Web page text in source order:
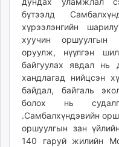
бүтээлд
хүрээлэнгийн
хуучин оршуулгын
оруулж, нүүлгэн
байгуулах явдал нь
хандлагад нийцсэн
байдал, байгаль
болох нь
.Самбалхүндэвийн
оршуулгын зан
140 гаруй жилийн